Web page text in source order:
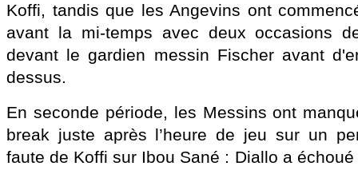
Koffi, tandis que les Angevins ont
avant la mi-temps avec deux occasions
devant le gardien messin Fischer avant
dessus.
En seconde période, les Messins ont
break juste après l’heure de jeu sur un
faute de Koffi sur Ibou Sané : Diallo a